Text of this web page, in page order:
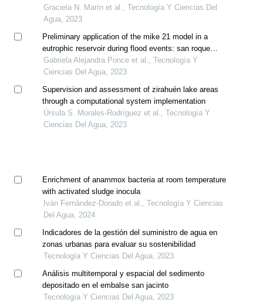
Graciela N. Marín et al., Tecnología Y Ciencias Del
Agua, 2023
Preliminary application of the mike 21 model in a
eutrophic reservoir during flood events: san roque
reservoir case, argentina
Gabriela Alejandra Ponce et al., Tecnología Y
Ciencias Del Agua, 2023
Supervision and assessment of zirahuén lake areas
through a computational system implementation
Úrsula S. Morales-Rodríguez et al., Tecnología Y
Ciencias Del Agua, 2023
Enrichment of anammox bacteria at room temperature
with activated sludge inocula
Iván Fernández-Dorado et al., Tecnología Y Ciencias
Del Agua, 2024
Indicadores de la gestión del suministro de agua en
zonas urbanas para evaluar su sostenibilidad
Tecnología Y Ciencias Del Agua, 2023
Análisis multitemporal y espacial del sedimento
depositado en el embalse san jacinto
Tecnología Y Ciencias Del Agua, 2023